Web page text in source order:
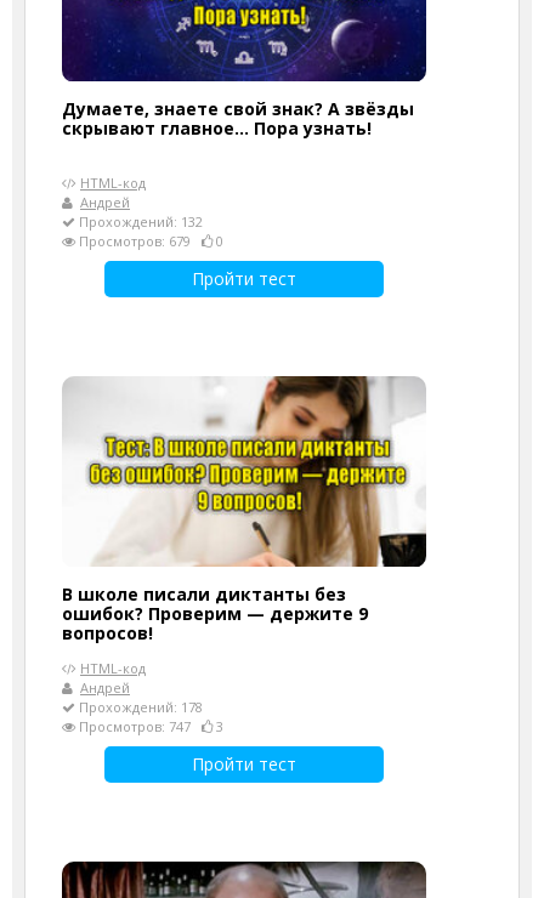
Думаете, знаете свой знак? А звёзды
скрывают главное... Пора узнать!
HTML-код
Андрей
Прохождений: 132
Просмотров: 679
0
Пройти тест
В школе писали диктанты без
ошибок? Проверим — держите 9
вопросов!
HTML-код
Андрей
Прохождений: 178
Просмотров: 747
3
Пройти тест